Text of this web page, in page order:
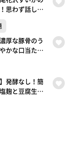
思わず話した
厚な豚骨のう
かな口当たり
仙台】（仙
発酵なし！簡
麹と豆腐生地